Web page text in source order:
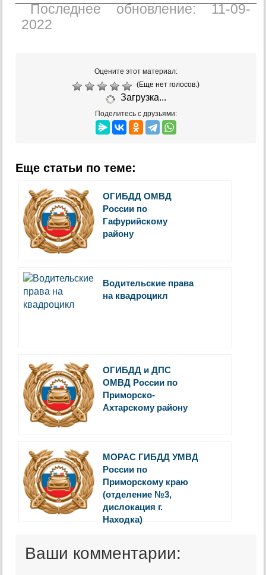
Последнее обновление: 11-09-
2022
Оцените этот материал:
(Еще нет голосов.)
Загрузка...
Поделитесь с друзьями:
Еще статьи по теме:
ОГИБДД ОМВД
России по
Гафурийскому
району
Водительские права
на квадроцикл
ОГИБДД и ДПС
ОМВД России по
Приморско-
Ахтарскому району
МОРАС ГИБДД УМВД
России по
Приморскому краю
(отделение №3,
дислокация г.
Находка)
Ваши комментарии: